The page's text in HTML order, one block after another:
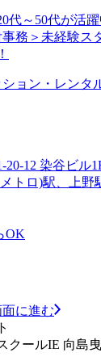
代～50代が活
務＞未経験ス
ョン・レンタ
12 染谷ビル
トロ)駅、上野
OK
に進む
クールIE 向島